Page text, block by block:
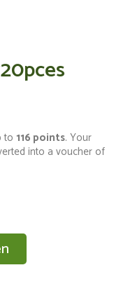
to 116 points. Your
into a voucher of